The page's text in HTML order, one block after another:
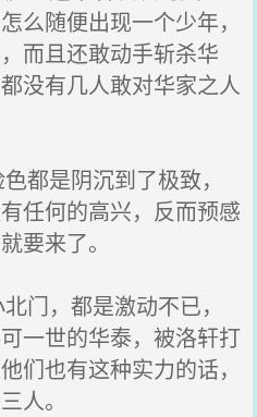
么随便出现一个少年，
而且还敢动手斩杀华
没有几人敢对华家之人
都是阴沉到了极致，
任何的高兴，反而预感
要来了。
门，都是激动不已，
一世的华泰，被洛轩打
们也有这种实力的话，
人。